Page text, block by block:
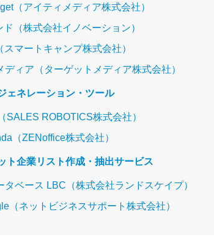
（アイティメディア株式会社）
ド（株式会社イノベーション）
スマートキャンプ株式会社）
ディア（ターゲットメディア株式会社）
ェネレーション・ツール
SALES ROBOTICS株式会社）
（ZENoffice株式会社）
ト企業リスト作成・抽出サービス
タベース LBC（株式会社ランドスケイプ）
（ネットビジネスサポート株式会社）